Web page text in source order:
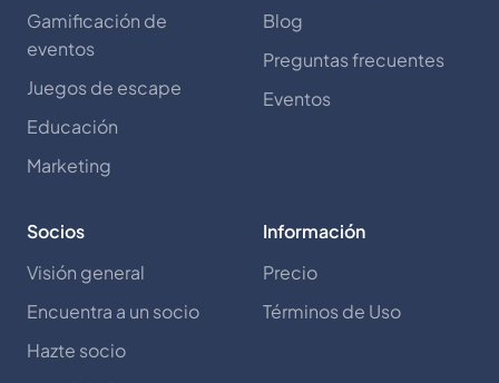
Gamificación de
eventos
Juegos de escape
Educación
Marketing
Blog
Preguntas frecuentes
Eventos
Socios
Visión general
Encuentra a un socio
Hazte socio
Información
Precio
Términos de Uso